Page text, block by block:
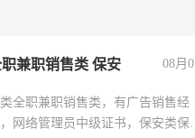
兼职销售类 保安 08月
全职兼职销售类，有广告销售经
网络管理员中级证书，保安类保